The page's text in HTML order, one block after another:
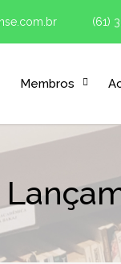
(61)
Membros